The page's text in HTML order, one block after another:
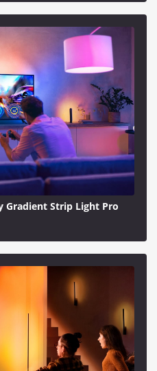
Gradient Strip Light Pro